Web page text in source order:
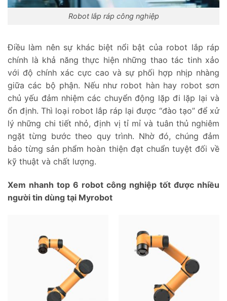
Robot lắp ráp công nghiệp
Điều làm nên sự khác biệt nổi bật của robot lắp ráp
chính là khả năng thực hiện những thao tác tinh xảo
với độ chính xác cực cao và sự phối hợp nhịp nhàng
giữa các bộ phận. Nếu như robot hàn hay robot sơn
chủ yếu đảm nhiệm các chuyển động lặp đi lặp lại và
ổn định. Thì loại robot lắp ráp lại được “đào tạo” để xử
lý những chi tiết nhỏ, định vị tỉ mỉ và tuân thủ nghiêm
ngặt từng bước theo quy trình. Nhờ đó, chúng đảm
bảo từng sản phẩm hoàn thiện đạt chuẩn tuyệt đối về
kỹ thuật và chất lượng.
Xem nhanh top 6 robot công nghiệp tốt được nhiều
người tin dùng tại Myrobot